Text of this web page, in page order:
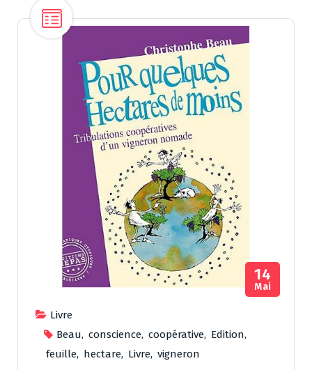
Livre
Beau, conscience, coopérative, Edition,
feuille, hectare, Livre, vigneron
14
Mai